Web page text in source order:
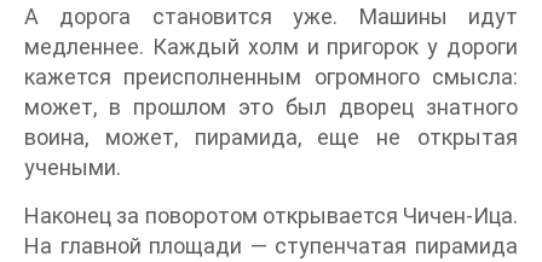
А дорога становится уже. Машины идут
медленнее. Каждый холм и пригорок у дороги
кажется преисполненным огромного смысла:
может, в прошлом это был дворец знатного
воина, может, пирамида, еще не открытая
учеными.
Наконец за поворотом открывается Чичен-Ица.
На главной площади — ступенчатая пирамида